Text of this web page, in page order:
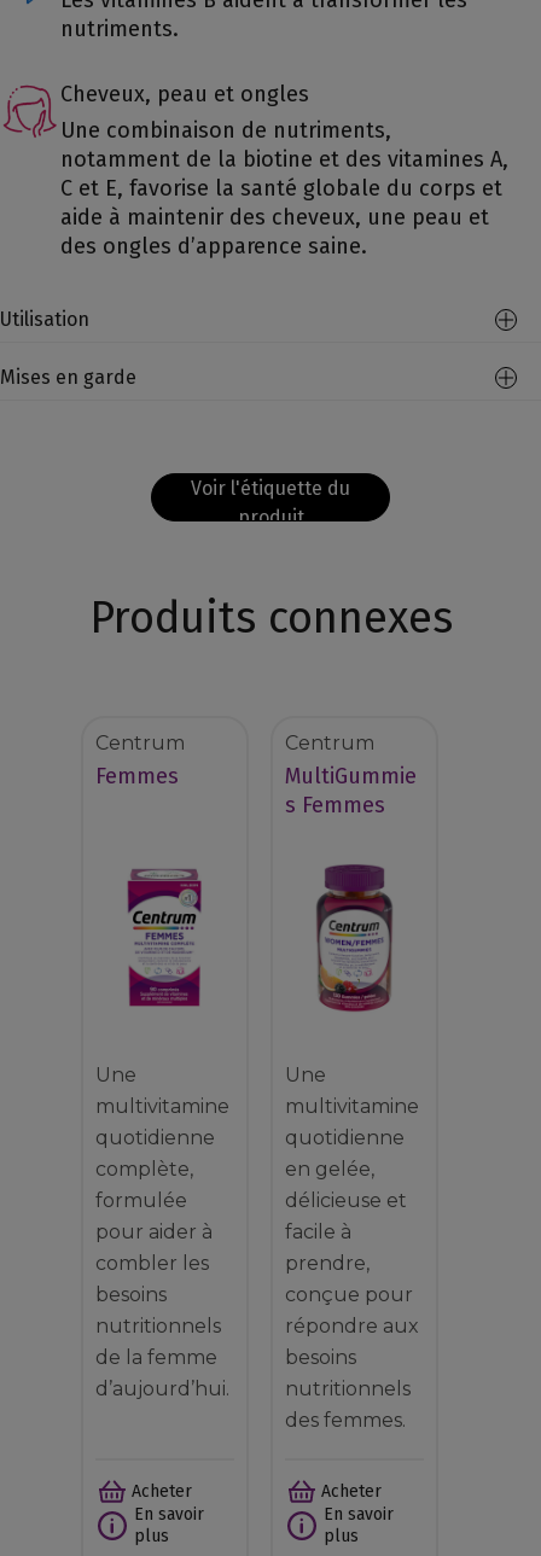
nutriments.
Cheveux, peau et ongles
Une combinaison de nutriments,
notamment de la biotine et des vitamines A,
C et E, favorise la santé globale du corps et
aide à maintenir des cheveux, une peau et
des ongles d’apparence saine.
Utilisation
Mises en garde
Voir l'étiquette du
produit
Produits connexes
Centrum
Femmes
Une
multivitamine
quotidienne
complète,
formulée
pour aider à
combler les
besoins
nutritionnels
de la femme
d’aujourd’hui.
Acheter
En savoir
plus
Centrum
MultiGummie
s Femmes
Une
multivitamine
quotidienne
en gelée,
délicieuse et
facile à
prendre,
conçue pour
répondre aux
besoins
nutritionnels
des femmes.
Acheter
En savoir
plus